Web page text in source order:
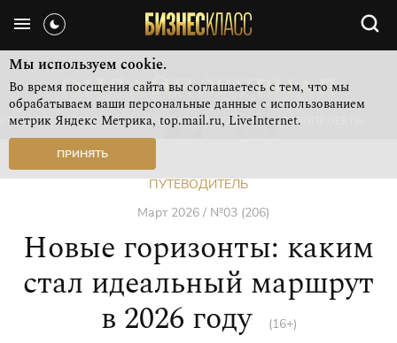
СВЕЖИЙ НОМЕР РУБРИКИ ЖУРНАЛА ФОТОПРОЕКТЫ
Мы используем cookie.
Во время посещения сайта вы соглашаетесь с тем, что мы
обрабатываем ваши персональные данные с использованием
метрик Яндекс Метрика, top.mail.ru, LiveInternet.
ПРИНЯТЬ
ПУТЕВОДИТЕЛЬ
Март 2026 / №03 (206)
Новые горизонты: каким
стал идеальный маршрут
в 2026 году (16+)